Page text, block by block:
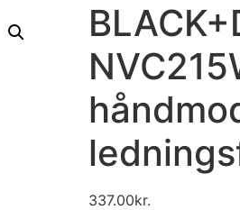
337.00kr.